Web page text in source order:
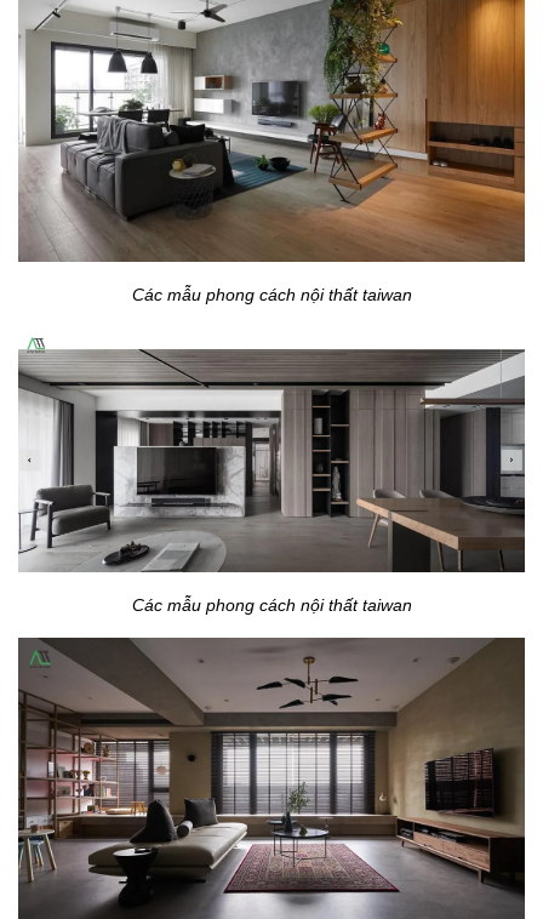
Các mẫu phong cách nội thất taiwan
Các mẫu phong cách nội thất taiwan